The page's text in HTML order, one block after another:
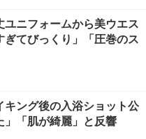
ニフォームから美ウエス
ぎてびっくり」「圧巻のス
キング後の入浴ショット公
」「肌が綺麗」と反響